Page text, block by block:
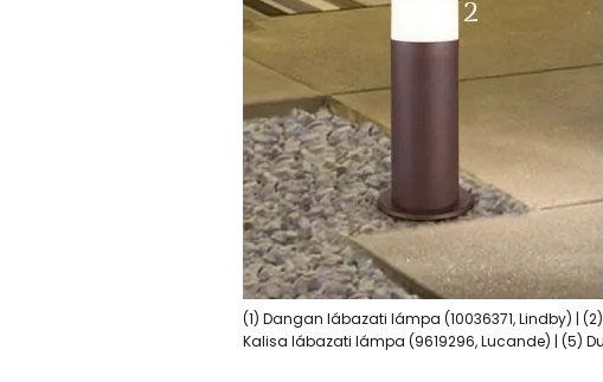
(1) Dangan lábazati lámpa (10036371, Lindby) |
Kalisa lábazati lámpa (9619296, Lucande) | (5)